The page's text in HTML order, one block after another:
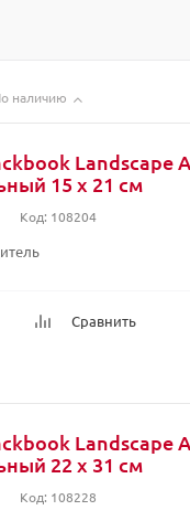
наличию
Landscape
15 x 21 см
Код: 108204
Сравнить
Landscape
22 x 31 см
Код: 108228